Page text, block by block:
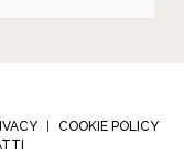
COOKIE POLICY